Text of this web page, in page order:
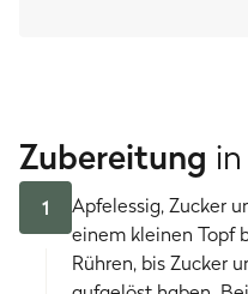
Zubereitung
1
Apfelessig, Zucker
einem kleinen Topf
Rühren, bis Zucker